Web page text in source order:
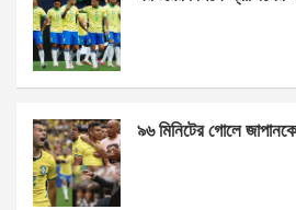
o
o
k
g
er
p
৯৬ মিনিটের গোলে